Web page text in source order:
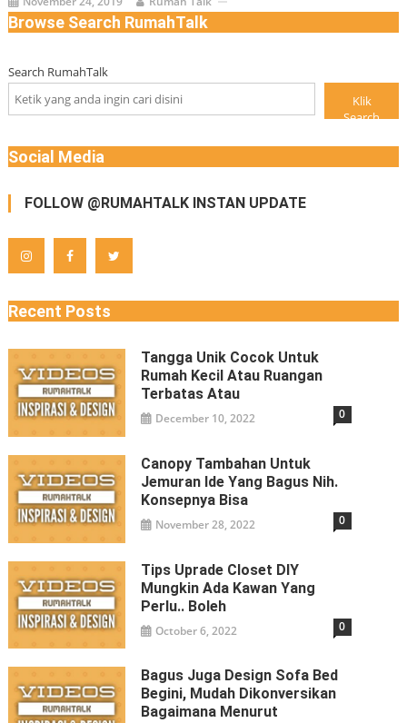
Browse Search RumahTalk
Search RumahTalk
Klik
Search
Social Media
FOLLOW @RUMAHTALK INSTAN UPDATE
Recent Posts
Tangga Unik Cocok Untuk
Rumah Kecil Atau Ruangan
Terbatas Atau
December 10, 2022 0
Canopy Tambahan Untuk
Jemuran Ide Yang Bagus Nih.
Konsepnya Bisa
November 28, 2022 0
Tips Uprade Closet DIY
Mungkin Ada Kawan Yang
Perlu.. Boleh
October 6, 2022 0
Bagus Juga Design Sofa Bed
Begini, Mudah Dikonversikan
Bagaimana Menurut